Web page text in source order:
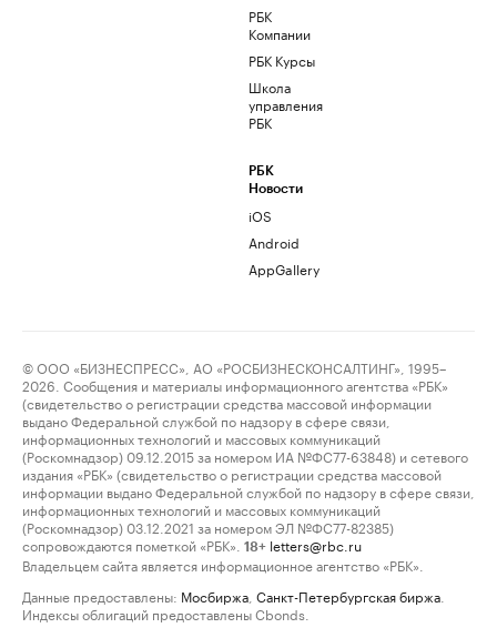
РБК
Компании
РБК Курсы
Школа
управления
РБК
РБК
Новости
iOS
Android
AppGallery
© ООО «БИЗНЕСПРЕСС», АО «РОСБИЗНЕСКОНСАЛТИНГ», 1995–
2026. Сообщения и материалы информационного агентства «РБК»
(свидетельство о регистрации средства массовой информации
выдано Федеральной службой по надзору в сфере связи,
информационных технологий и массовых коммуникаций
(Роскомнадзор) 09.12.2015 за номером ИА №ФС77-63848) и сетевого
издания «РБК» (свидетельство о регистрации средства массовой
информации выдано Федеральной службой по надзору в сфере связи,
информационных технологий и массовых коммуникаций
(Роскомнадзор) 03.12.2021 за номером ЭЛ №ФС77-82385)
сопровождаются пометкой «РБК».
18+ letters@rbc.ru
Владельцем сайта является информационное агентство «РБК».
Данные предоставлены: Мосбиржа Санкт-Петербургская биржа
Индексы облигаций предоставлены Cbonds.